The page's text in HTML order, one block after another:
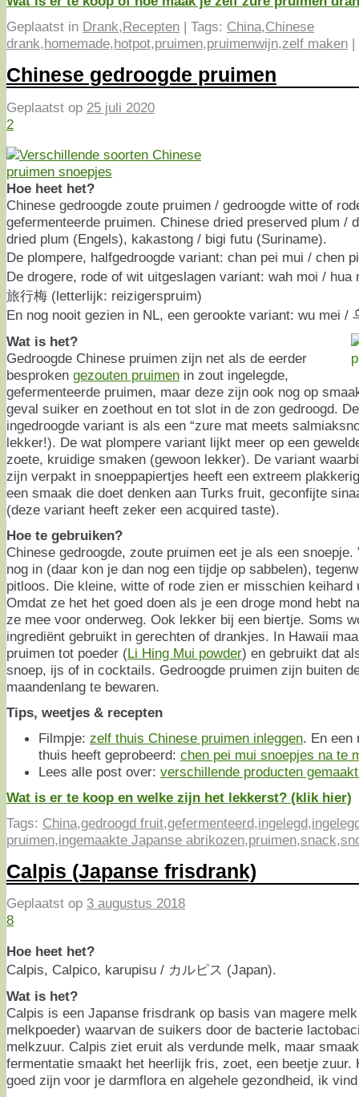
Geplaatst in Drank,Recepten | Tags: China,Chinese
drank,homemade,hotpot,pruimen,pruimenwijn,zelf maken |
Chinese gedroogde pruimen
Geplaatst op 25 juli 2020
2
Hoe heet het?
Chinese gedroogde zoute pruimen / gedroogde witte of
gefermenteerde pruimen. Chinese dried preserved plum /
dried plum (Engels), kakastong / bigi futu (Suriname).
De plompere, halfgedroogde variant: chan pei mui / chen
De drogere, rode of wit uitgeslagen variant: wah moi /
旅行梅 (letterlijk: reizigerspruim)
En nog nooit gezien in NL, een gerookte variant: wu mei /
Wat is het?
Gedroogde Chinese pruimen zijn net als de eerder
besproken gezouten pruimen in zout ingelegde,
gefermenteerde pruimen, maar deze zijn ook nog op
geval suiker en zoethout en tot slot in de zon gedroogd.
ingedroogde variant is als een “zure mat meets
lekker!). De wat plompere variant lijkt meer op een
zoete, kruidige smaken (gewoon lekker). De variant
zijn verpakt in snoeppapiertjes heeft een extreem
een smaak die doet denken aan Turks fruit, geconfijte
(deze variant heeft zeker een acquired taste).
Hoe te gebruiken?
Chinese gedroogde, zoute pruimen eet je als een
nog in (daar kon je dan nog een tijdje op sabbelen),
pitloos. Die kleine, witte of rode zien er misschien keihard
Omdat ze het het goed doen als je een droge mond hebt
ze mee voor onderweg. Ook lekker bij een biertje. Soms
ingrediënt gebruikt in gerechten of drankjes. In Hawaii
pruimen tot poeder (Li Hing Mui powder) en gebruikt dat
snoep, ijs of in cocktails. Gedroogde pruimen zijn buiten
maandenlang te bewaren.
Tips, weetjes & recepten
Filmpje: zelf thuis Chinese pruimen inleggen. En een
thuis heeft geprobeerd: chen pei mui snoepjes na te
Lees alle post over: verschillende producten
Wat is er te koop en welke zijn het lekkerst? (klik hier)
Tags: China,gedroogd fruit,gefermenteerd,ingelegd,
pruimen,ingemaakte Japanse abrikozen,pruimen,snack,
Calpis (Japanse frisdrank)
Geplaatst op 3 augustus 2018
8
Hoe heet het?
Calpis, Calpico, karupisu / カルピス (Japan).
Wat is het?
Calpis is een Japanse frisdrank op basis van magere
melkpoeder) waarvan de suikers door de bacterie
melkzuur. Calpis ziet eruit als verdunde melk, maar
fermentatie smaakt het heerlijk fris, zoet, een beetje zuur.
goed zijn voor je darmflora en algehele gezondheid, ik